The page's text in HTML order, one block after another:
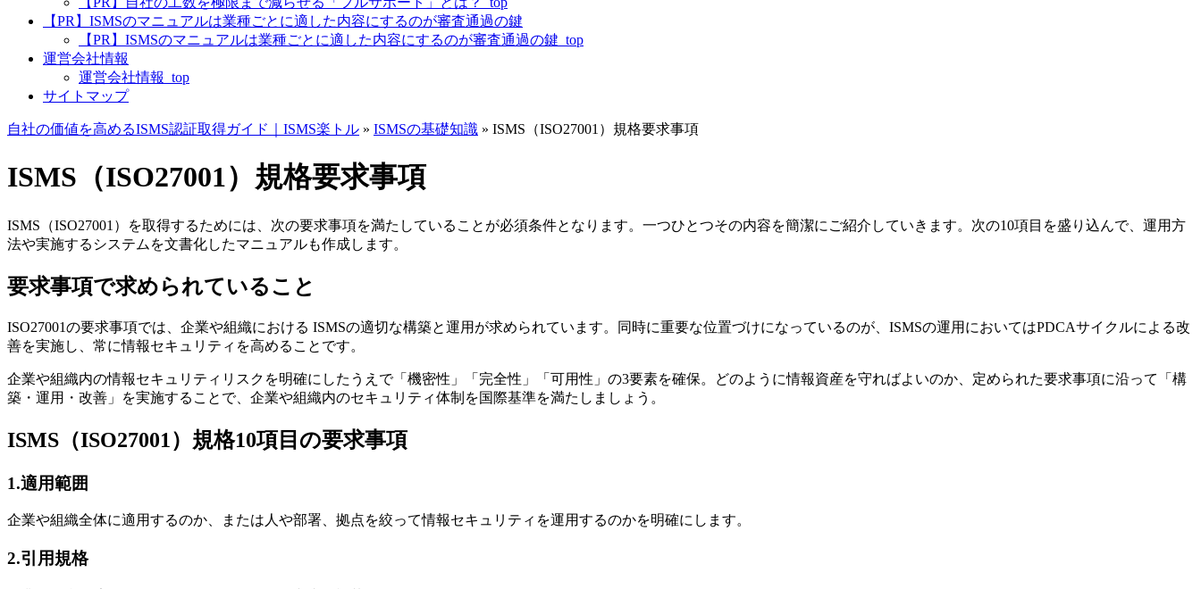
【PR】ISMSのマニュアルは業種ごとに適した内容にするのが審査通過の鍵
【PR】ISMSのマニュアルは業種ごとに適した内容にするのが審査通過の鍵_top
運営会社情報
運営会社情報_top
サイトマップ
自社の価値を高めるISMS認証取得ガイド｜ISMS楽トル » ISMSの基礎知識 » ISMS（ISO27001）規格要求事項
ISMS（ISO27001）規格要求事項
ISMS（ISO27001）を取得するためには、次の要求事項を満たしていることが必須条件となります。一つひとつその内容を簡潔にご紹介していきます。次の10項目を盛り込んで、運用方
法や実施するシステムを文書化したマニュアルも作成します。
要求事項で求められていること
ISO27001の要求事項では、企業や組織における ISMSの適切な構築と運用が求められています。同時に重要な位置づけになっているのが、ISMSの運用においてはPDCAサイクルによる改
善を実施し、常に情報セキュリティを高めることです。
企業や組織内の情報セキュリティリスクを明確にしたうえで「機密性」「完全性」「可用性」の3要素を確保。どのように情報資産を守ればよいのか、定められた要求事項に沿って「構
築・運用・改善」を実施することで、企業や組織内のセキュリティ体制を国際基準を満たしましょう。
ISMS（ISO27001）規格10項目の要求事項
1.適用範囲
企業や組織全体に適用するのか、または人や部署、拠点を絞って情報セキュリティを運用するのかを明確にします。
2.引用規格